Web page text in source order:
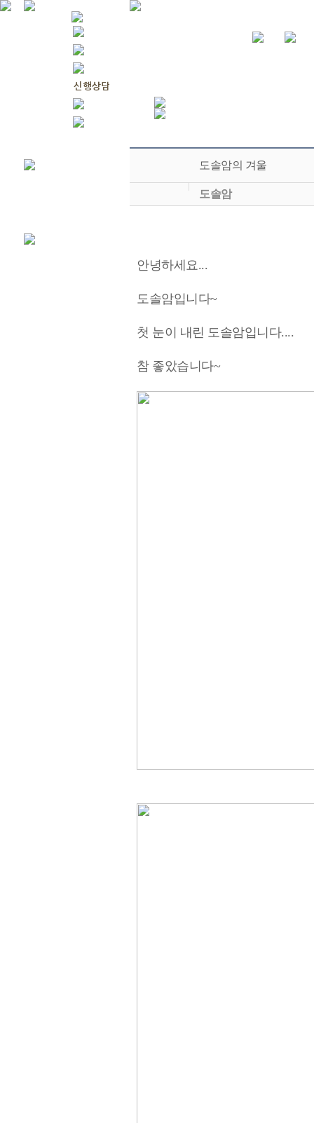
도솔암의 겨울
도솔암
안녕하세요...
도솔암입니다~
첫 눈이 내린 도솔암입니다....
참 좋았습니다~